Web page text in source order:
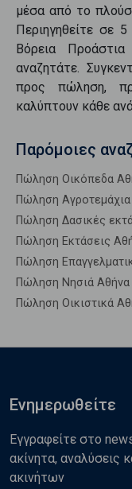
μέσα από το
Περιηγηθείτε σε 5
Βόρεια Προάστια
αναζητάτε.
προς πώληση,
καλύπτουν κάθε
Παρόμοιες
Πώληση Οικόπεδα
Πώληση
Πώληση Δασικές
Πώληση Εκτάσεις
Πώληση
Πώληση Νησιά Αθήνα
Πώληση Οικιστικά
Ενημερωθείτε
Εγγραφείτε στο
ακίνητα, αναλύσεις
ακινήτων